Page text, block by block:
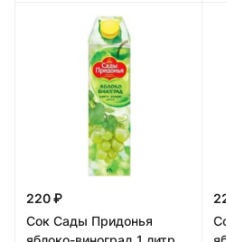
220 ₽
Сок Сады Придонья